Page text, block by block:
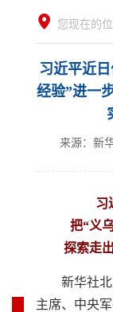
您现在的
习近平近
经验”进一
来源：新
习
把“义
探索走
新华社
主席、中央